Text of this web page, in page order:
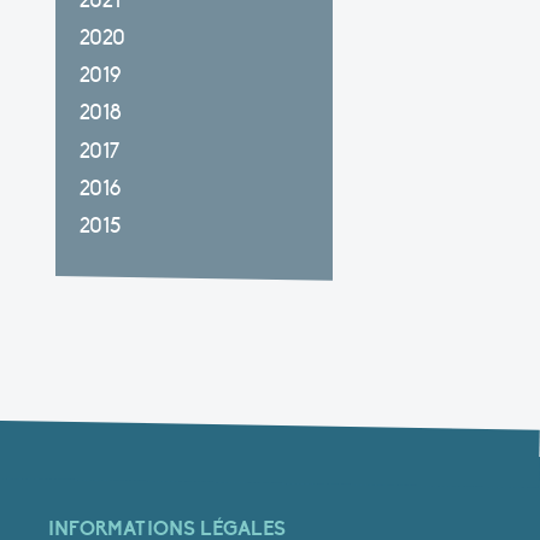
2020
2019
2018
2017
2016
2015
INFORMATIONS LÉGALES